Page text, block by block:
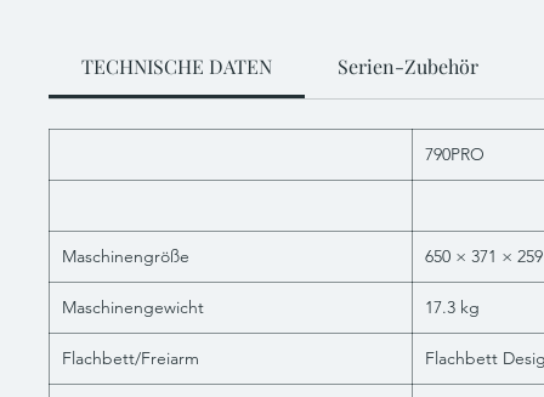
TECHNISCHE DATEN Serien-Zubehör
790PRO
Maschinengröße 650 × 371 ×
Maschinengewicht 17.3 kg
Flachbett/Freiarm Flachbett